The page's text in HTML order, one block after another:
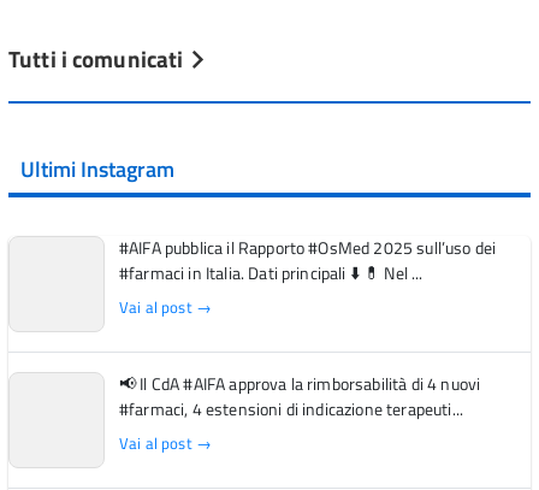
Tutti i comunicati
Ultimi Instagram
#AIFA pubblica il Rapporto #OsMed 2025 sull’uso dei
#farmaci in Italia. Dati principali ⬇️ 💊 Nel ...
Vai al post →
📢 Il CdA #AIFA approva la rimborsabilità di 4 nuovi
#farmaci, 4 estensioni di indicazione terapeuti...
Vai al post →